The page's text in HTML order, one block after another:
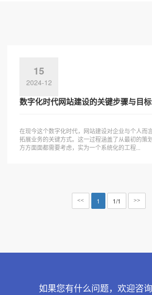
15
2024-12
数字化时代网站建设的关键步骤与目
在现今这个数字化时代，网站建设对企业与个人而
拓展业务的关键方式。这一过程涵盖了从最初的策
方方面面都需要考虑，实为一个系统化的工程...
<< 1 1/1 >>
如果您有什么问题，欢迎咨